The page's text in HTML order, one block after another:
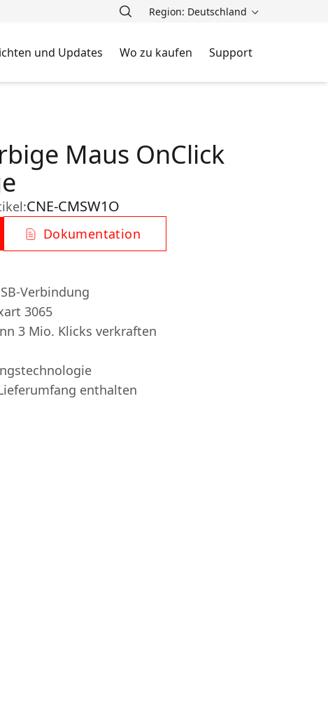
Region: Deutschland
und Updates Wo zu kaufen Support
Maus OnClick
CNE-CMSW1O
Dokumentation
Verbindung
3065
3 Mio. Klicks verkraften
enthalten